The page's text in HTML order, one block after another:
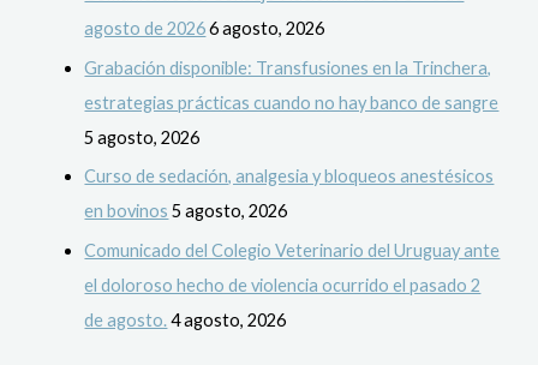
agosto de 2026 6 agosto, 2026
Grabación disponible: Transfusiones en la Trinchera,
estrategias prácticas cuando no hay banco de sangre
5 agosto, 2026
Curso de sedación, analgesia y bloqueos anestésicos
en bovinos 5 agosto, 2026
Comunicado del Colegio Veterinario del Uruguay ante
el doloroso hecho de violencia ocurrido el pasado 2
de agosto. 4 agosto, 2026